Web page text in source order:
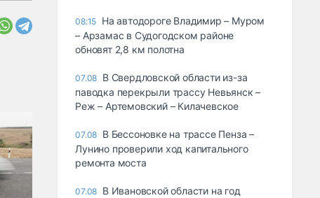
08:15 На автодороге Владимир – Муром
– Арзамас в Судогодском районе
обновят 2,8 км полотна
07.08 В Свердловской области из-за
паводка перекрыли трассу Невьянск –
Реж – Артемовский – Килачевское
07.08 В Бессоновке на трассе Пенза –
Лунино проверили ход капитального
ремонта моста
07.08 В Ивановской области на год